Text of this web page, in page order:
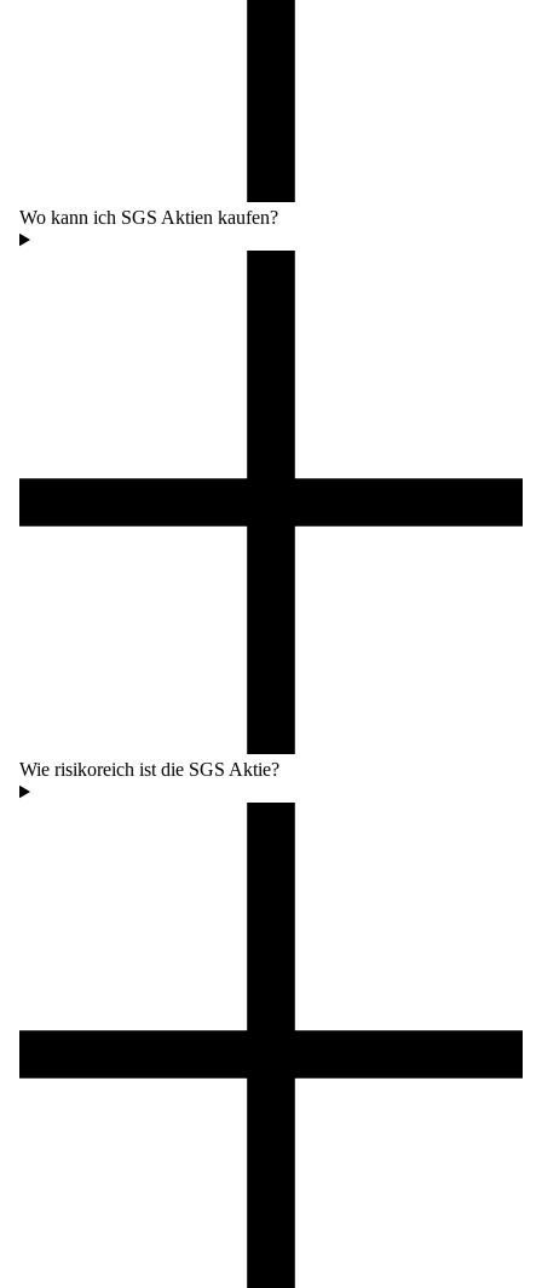
Wo kann ich SGS Aktien kaufen?
Wie risikoreich ist die SGS Aktie?